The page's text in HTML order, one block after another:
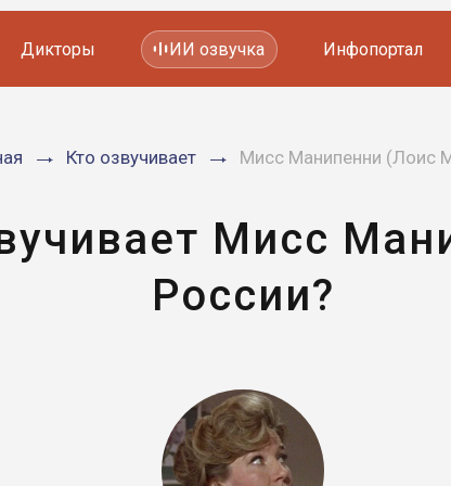
Мультфильмов
Дикторы ИИ озвучка Инфопортал
Кто озвучивает Мисс Манипенни (Лоис
Мисс
России?